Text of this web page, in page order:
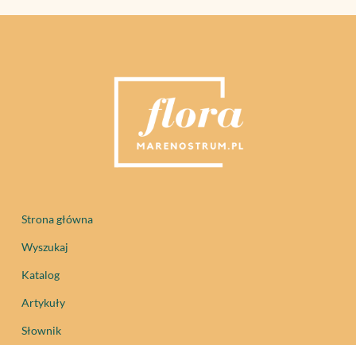
Strona główna
Wyszukaj
Katalog
Artykuły
Słownik